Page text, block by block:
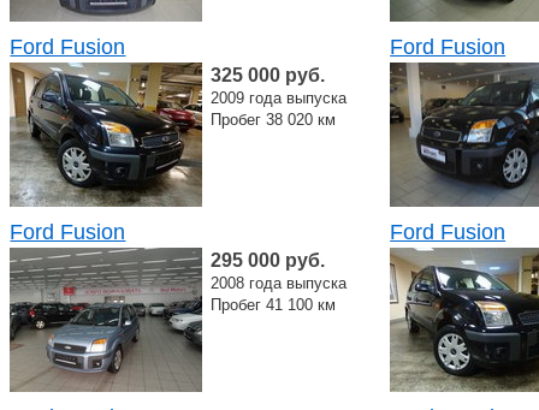
Ford Fusion
325 000 руб.
2009 года выпуска
Пробег 38 020 км
Ford Fusion
Ford Fusion
295 000 руб.
2008 года выпуска
Пробег 41 100 км
Ford Fusion